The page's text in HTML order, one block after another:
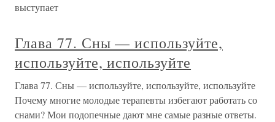
выступает
Глава 77. Сны — используйте,
используйте, используйте
Глава 77. Сны — используйте, используйте, используйте
Почему многие молодые терапевты избегают работать со
снами? Мои подопечные дают мне самые разные ответы.